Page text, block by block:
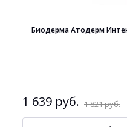
Биодерма Атодерм
1 639 руб. 1 821 руб.